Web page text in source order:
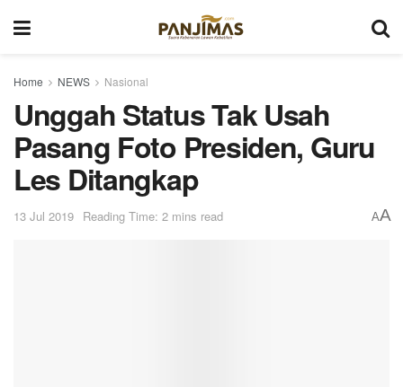
Home NEWS Nasional
Unggah Status Tak Usah
Pasang Foto Presiden, Guru
Les Ditangkap
13 Jul 2019 Reading Time: 2 mins read AA